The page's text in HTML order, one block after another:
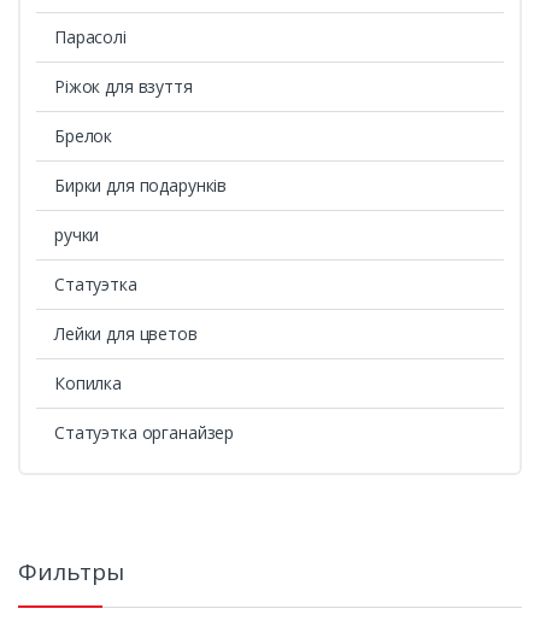
Парасолі
Ріжок для взуття
Брелок
Бирки для подарунків
ручки
Статуэтка
Лейки для цветов
Копилка
Статуэтка органайзер
Фильтры